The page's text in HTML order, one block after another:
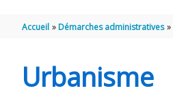
Accueil Démarches administratives
Urbanisme